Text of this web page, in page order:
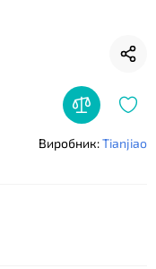
Виробник:Tianjiao